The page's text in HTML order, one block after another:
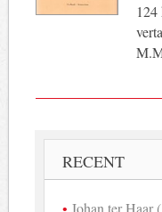
RECENT
Johan ter Haar